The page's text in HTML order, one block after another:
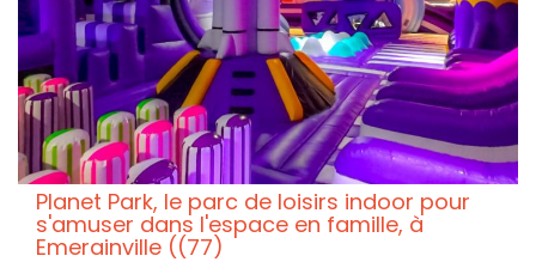
Planet Park, le parc de loisirs indoor pour
s'amuser dans l'espace en famille, à
Emerainville ((77)